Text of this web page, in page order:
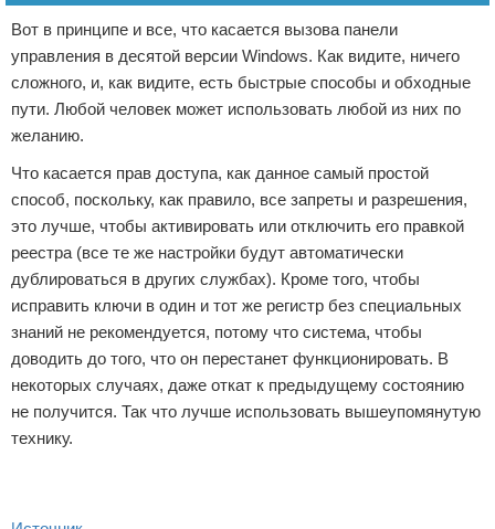
Вот в принципе и все, что касается вызова панели
управления в десятой версии Windows. Как видите, ничего
сложного, и, как видите, есть быстрые способы и обходные
пути. Любой человек может использовать любой из них по
желанию.
Что касается прав доступа, как данное самый простой
способ, поскольку, как правило, все запреты и разрешения,
это лучше, чтобы активировать или отключить его правкой
реестра (все те же настройки будут автоматически
дублироваться в других службах). Кроме того, чтобы
исправить ключи в один и тот же регистр без специальных
знаний не рекомендуется, потому что система, чтобы
доводить до того, что он перестанет функционировать. В
некоторых случаях, даже откат к предыдущему состоянию
не получится. Так что лучше использовать вышеупомянутую
технику.